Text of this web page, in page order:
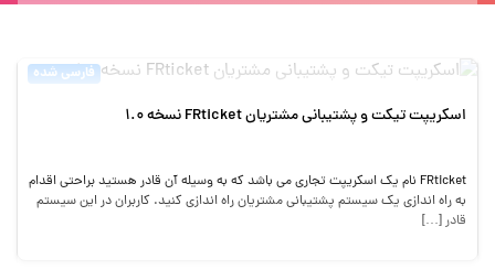
فارسی شده
اسکریپت تیکت و پشتیبانی مشتریان FRticket نسخه 1.0
FRticket نام یک اسکریپت تجاری می باشد که به وسیله آن قادر هستید براحتی اقدام
به راه اندازی یک سیستم پشتیبانی مشتریان راه اندازی کنید. کاربران در این سیستم
قادر […]